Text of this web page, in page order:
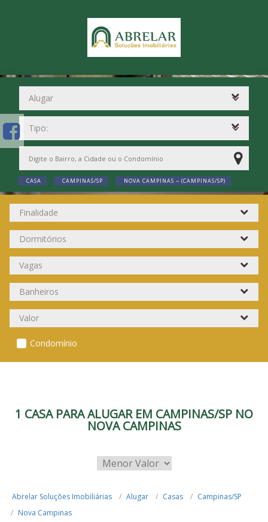
CASA CAMPINAS/SP NOVA CAMPINAS ~ (CAMPINAS/SP)
Condomínio
1 CASA PARA ALUGAR EM CAMPINAS/SP NO
NOVA CAMPINAS
Abrelar Soluções Imobiliárias Alugar Casas
Campinas/SP
Nova Campinas